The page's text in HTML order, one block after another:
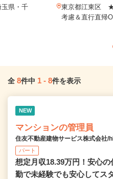
県・千
東京都江東区 ★
考慮＆直行直帰
全 8件中 1 - 8件を表示
NEW
マンションの管理員
住友不動産建物サービス株式会社/
パート
想定月収18.39万円！安心
勤で未経験でも安心してス